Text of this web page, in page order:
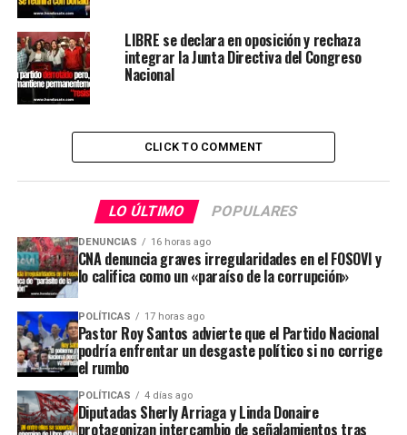
LIBRE se declara en oposición y rechaza
integrar la Junta Directiva del Congreso
Nacional
CLICK TO COMMENT
LO ÚLTIMO POPULARES
DENUNCIAS 16 horas ago
CNA denuncia graves irregularidades en el FOSOVI y
lo califica como un «paraíso de la corrupción»
POLÍTICAS 17 horas ago
Pastor Roy Santos advierte que el Partido Nacional
podría enfrentar un desgaste político si no corrige
el rumbo
POLÍTICAS 4 días ago
Diputadas Sherly Arriaga y Linda Donaire
protagonizan intercambio de señalamientos tras